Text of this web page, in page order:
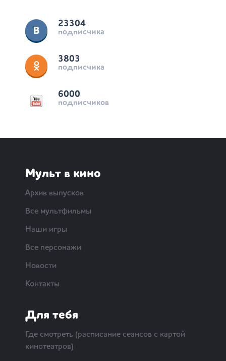
23304
подписчика
3803
подписчика
6000
подписчиков
Мульт в кино
Архив выпусков
Все мультфильмы
Наши игры
Все персонажи
Новости
Контакты
Для тебя
Где смотреть (расписание сеансов с картой
кинотеатров)